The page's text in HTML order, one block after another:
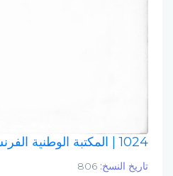
1024 | المكتبة الوطنية
تاريخ النسخ: